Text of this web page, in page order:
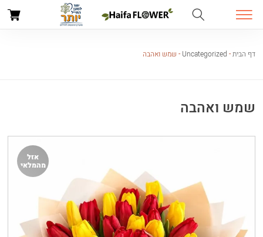
דף הבית-
Uncategorized
- שמש ואהבה
שמש ואהבה
אזל
מהמלאי